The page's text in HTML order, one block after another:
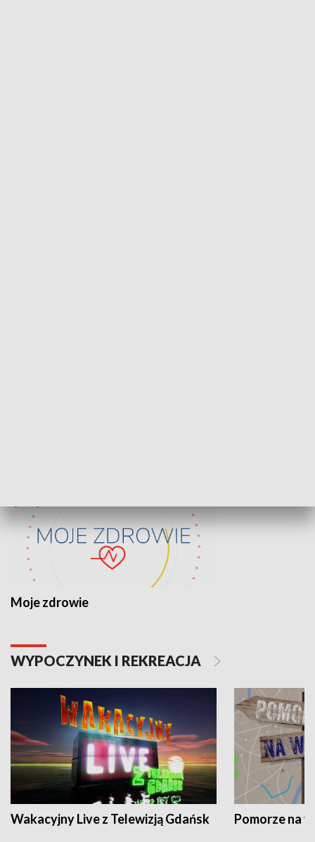
Moje zdrowie
WYPOCZYNEK I REKREACJA
Wakacyjny Live z Telewizją Gdańsk Pomorze na